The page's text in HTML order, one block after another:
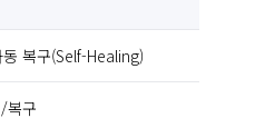
복구(Self-Healing)
복구